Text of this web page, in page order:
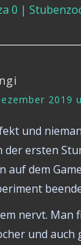
0 |
2019
und
der ersten
auf dem
nervt. Man
und auch